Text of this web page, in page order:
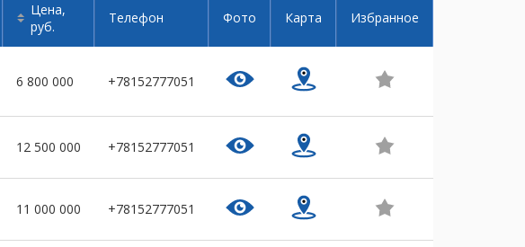
Цена,
руб.
Телефон Фото Карта Избранное
6 800 000 +78152777051
12 500 000 +78152777051
11 000 000 +78152777051